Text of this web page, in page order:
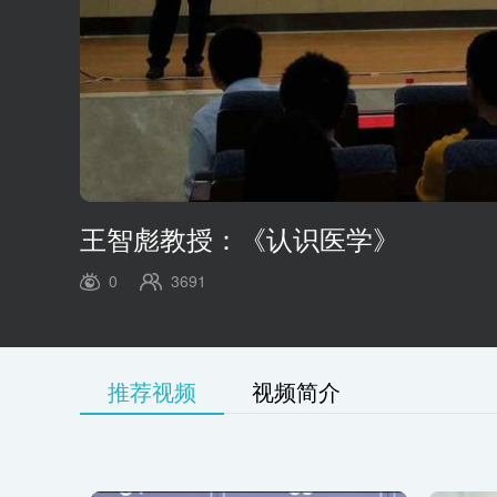
01:03:37
王智彪教授：《认识医学》
0 3691
推荐视频 视频简介